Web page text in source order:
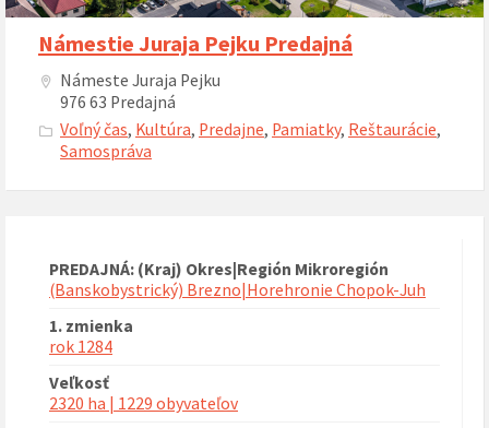
Námestie Juraja Pejku Predajná
Námeste Juraja Pejku
976 63 Predajná
Voľný čas, Kultúra, Predajne, Pamiatky, Reštaurácie,
Samospráva
PREDAJNÁ: (Kraj) Okres|Región Mikroregión
(Banskobystrický) Brezno|Horehronie Chopok-Juh
1. zmienka
rok 1284
Veľkosť
2320 ha | 1229 obyvateľov